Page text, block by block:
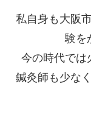
私自身も大阪
験を
今の時代では
鍼灸師も少な